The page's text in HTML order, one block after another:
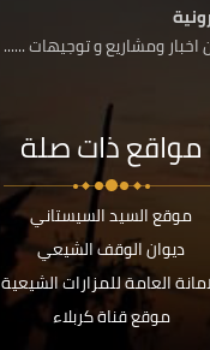
ومشاريع و توجيهات ......
مواقع ذات صلة
موقع السيد السيستاني
ديوان الوقف الشيعي
العامة للمزارات الشيعية
موقع قناة كربلاء